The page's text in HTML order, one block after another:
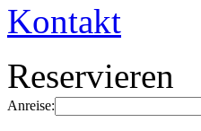
Kontakt
Reservieren
Anreise: